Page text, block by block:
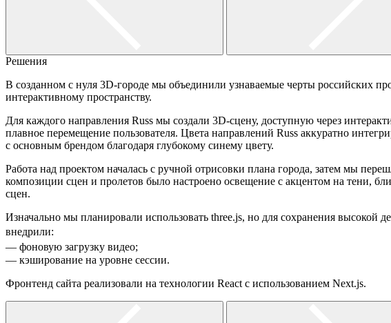
Решения
В созданном с нуля 3D-городе мы объединили узнаваемые черты российских
интерактивному пространству.
Для каждого направления Russ мы создали 3D-сцену, доступную через
плавное перемещение пользователя. Цвета направлений Russ аккуратно
с основным брендом благодаря глубокому синему цвету.
Работа над проектом началась с ручной отрисовки плана города, затем мы
композиции сцен и пролетов было настроено освещение с акцентом на тени,
сцен.
Изначально мы планировали использовать three.js, но для сохранения
внедрили:
— фоновую загрузку видео;
— кэширование на уровне сессии.
Фронтенд сайта реализовали на технологии React с использованием Next.js.